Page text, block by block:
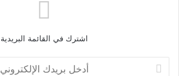
اشترك في القائمة البريدية